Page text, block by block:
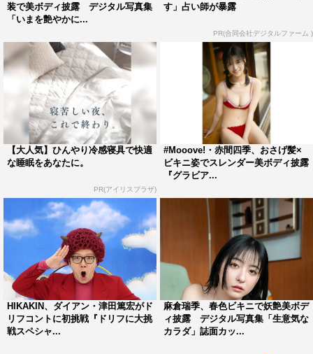
装で美ボディ披露 デジタル写真集
「いまを艶やかに...
す」占い師が暴露
PR(合同会社デジタルファーム )
【大人気】ひんやり冷感寝具で快適
な睡眠をあなたに。
PR(アイリスプラザ)
#Mooove!・赤間四季、おさげ髪×
ビキニ姿でスレンダー美ボディ披露
『グラビア...
HIKAKIN、ダイアン・津田篤宏がド
リフコントに初挑戦『ドリフに大挑
戦スペシャ...
麻倉瑞季、春色ビキニで妖艶美ボデ
ィ披露 デジタル写真集「生意気な
カラダ」誌面カッ...